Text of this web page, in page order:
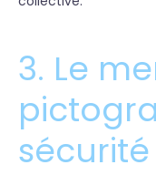
3. Le
sécurité